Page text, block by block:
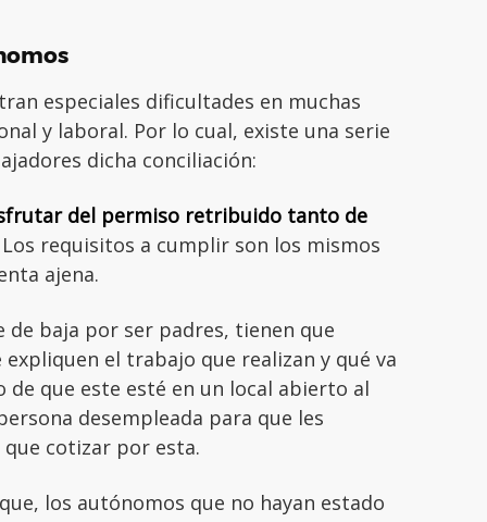
especiales dificultades en muchas
y laboral. Por lo cual, existe una serie
dicha conciliación:
del permiso retribuido tanto de
requisitos a cumplir son los mismos
ajena.
de baja por ser padres, tienen que
el trabajo que realizan y qué va
de que este esté en un local abierto al
desempleada para que les
cotizar por esta.
los autónomos que no hayan estado